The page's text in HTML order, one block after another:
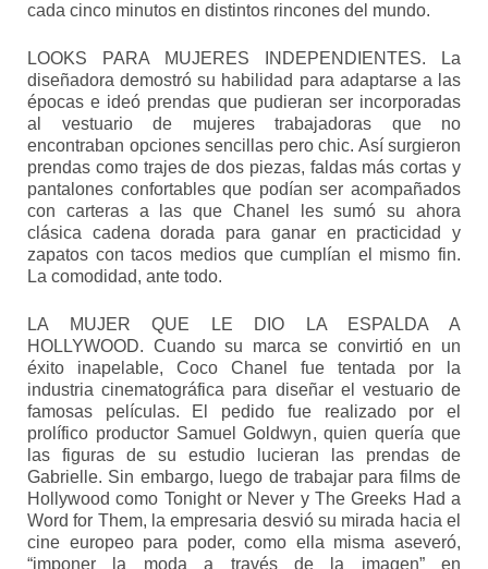
cada cinco minutos en distintos rincones del mundo.
LOOKS PARA MUJERES INDEPENDIENTES. La
diseñadora demostró su habilidad para adaptarse a las
épocas e ideó prendas que pudieran ser incorporadas
al vestuario de mujeres trabajadoras que no
encontraban opciones sencillas pero chic. Así surgieron
prendas como trajes de dos piezas, faldas más cortas y
pantalones confortables que podían ser acompañados
con carteras a las que Chanel les sumó su ahora
clásica cadena dorada para ganar en practicidad y
zapatos con tacos medios que cumplían el mismo fin.
La comodidad, ante todo.
LA MUJER QUE LE DIO LA ESPALDA A
HOLLYWOOD. Cuando su marca se convirtió en un
éxito inapelable, Coco Chanel fue tentada por la
industria cinematográfica para diseñar el vestuario de
famosas películas. El pedido fue realizado por el
prolífico productor Samuel Goldwyn, quien quería que
las figuras de su estudio lucieran las prendas de
Gabrielle. Sin embargo, luego de trabajar para films de
Hollywood como Tonight or Never y The Greeks Had a
Word for Them, la empresaria desvió su mirada hacia el
cine europeo para poder, como ella misma aseveró,
“imponer la moda a través de la imagen” en